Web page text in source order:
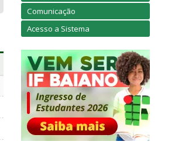
Comunicação
Acesso a Sistema